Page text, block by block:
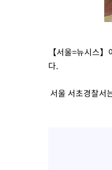
【서울=뉴시스
다.
서울 서초경찰서